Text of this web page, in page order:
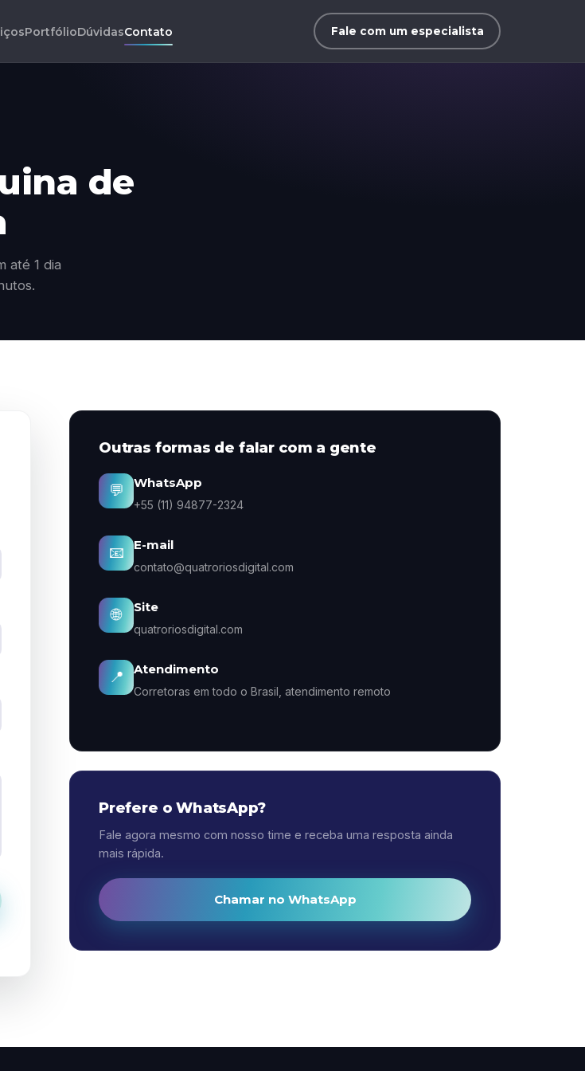
PortfólioDúvidasContato Fale com um especialista
de
até 1 dia
Outras formas de falar com a gente
💬 WhatsApp
+55 (11) 94877-2324
📧 E-mail
contato@quatroriosdigital.com
🌐 Site
quatroriosdigital.com
📍 Atendimento
Corretoras em todo o Brasil, atendimento remoto
Prefere o WhatsApp?
Fale agora mesmo com nosso time e receba uma resposta ainda
mais rápida.
Chamar no WhatsApp